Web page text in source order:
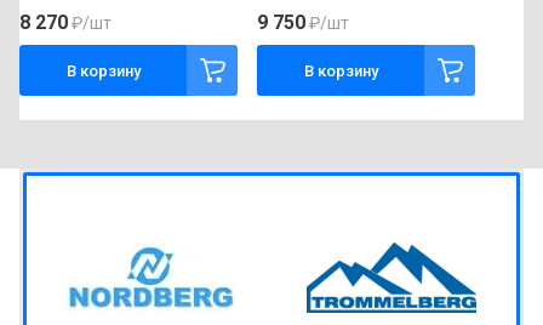
8 270₽/шт
В корзину
9 750₽/шт
В корзину